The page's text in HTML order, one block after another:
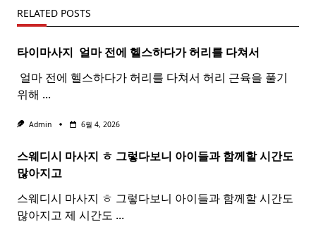
RELATED POSTS
타이마사지 ​ 얼마 전에 헬스하다가 허리를 다쳐서
​ 얼마 전에 헬스하다가 허리를 다쳐서 허리 근육을 풀기
위해 ...
Admin 6월 4, 2026
스웨디시 마사지 ㅎ 그렇다보니 아이들과 함께할 시간도
많아지고
스웨디시 마사지 ㅎ 그렇다보니 아이들과 함께할 시간도
많아지고 제 시간도 ...